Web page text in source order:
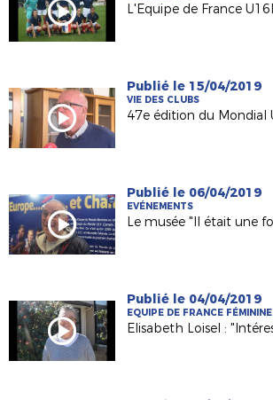
Publié le 15/04/2019
VIE DES CLUBS
Publié le 06/04/2019
EVÉNEMENTS
Publié le 04/04/2019
EQUIPE DE FRANCE FÉMININE